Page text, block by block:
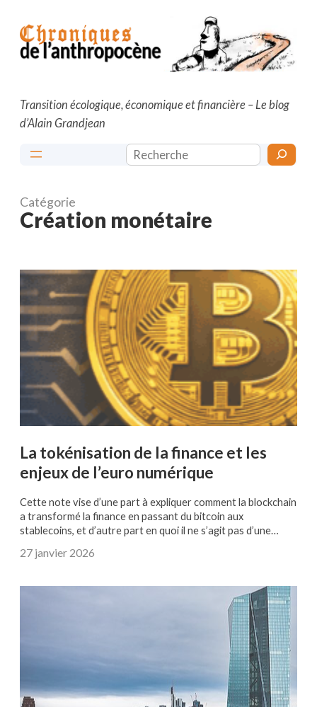
contenu
Transition écologique, économique et financière – Le blog
d’Alain Grandjean
Rechercher
Catégorie
Création monétaire
La tokénisation de la finance et les
enjeux de l’euro numérique
Cette note vise d’une part à expliquer comment la blockchain
a transformé la finance en passant du bitcoin aux
stablecoins, et d’autre part en quoi il ne s’agit pas d’une…
27 janvier 2026